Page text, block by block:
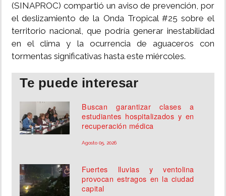
(SINAPROC) compartió un aviso de prevención, por
el deslizamiento de la Onda Tropical #25 sobre el
territorio nacional, que podría generar inestabilidad
en el clima y la ocurrencia de aguaceros con
tormentas significativas hasta este miércoles.
Te puede interesar
Buscan garantizar clases a
estudiantes hospitalizados y en
recuperación médica
Agosto 05, 2026
Fuertes lluvias y ventolina
provocan estragos en la ciudad
capital